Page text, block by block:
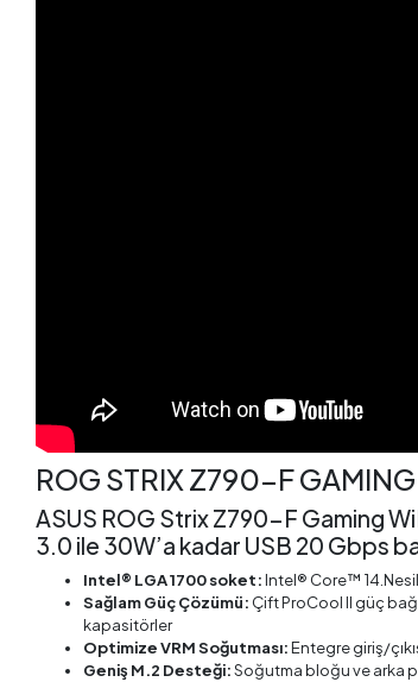
ROG STRIX Z790-F GAMING
ASUS ROG Strix Z790-F Gaming
3.0 ile 30W’a kadar USB 20 Gbps
Intel® LGA 1700 soket:Intel® Core™
Sağlam Güç Çözümü: Çift ProCool II güç
kapasitörler
Optimize VRM Soğutması:Entegre giriş/
Geniş M.2 Desteği:Soğutma bloğu ve arka